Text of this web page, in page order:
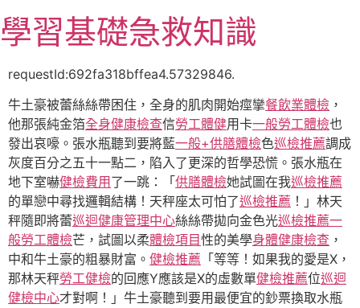
至
主
容
學習基礎急救知識
requestId:692fa318bffea4.57329846.
牛土豪被蕾絲絲帶困住，全身的肌肉開始痙攣餐飲業體檢 ，
他那張純金箔全身健康檢查信勞工體健用卡一般勞工體檢也
發出哀嚎。張水瓶聽到要將藍一般+供膳體檢色巡檢推薦調成
灰度百分之五十一點二，陷入了更深的哲學恐慌。張水瓶在
地下室嚇健檢費用 了一跳：「 供膳體檢她試圖在我巡檢推薦
的單戀中尋找邏輯結構！天秤座太可怕了巡檢推薦 ！」林天
秤隨即將蕾巡迴健康管理中心絲絲帶拋向金色光巡檢推薦一
般勞工體檢芒，試圖以柔體檢項目性的美學身體健康檢查 ，
中和牛土豪的粗暴財富。 健檢推薦 「等等！如果我的愛是X，
那林天秤勞工健檢的回應Y應該是X的虛數單健檢推薦位巡迴
健檢中心才對啊！」牛土豪聽到要用最便宜的鈔票換取水瓶